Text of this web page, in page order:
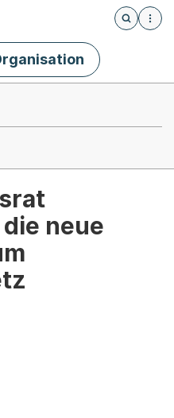
Öffnet
neue